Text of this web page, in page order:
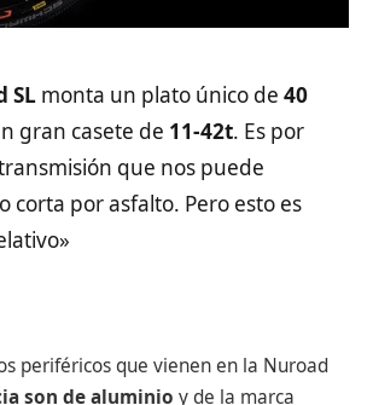
SLmonta un plato único de 40
gran casete de 11-42t. Es por
que nos puede
corta por asfalto. Pero esto es
periféricos que vienen en la Nuroad
son de aluminio y de la marca